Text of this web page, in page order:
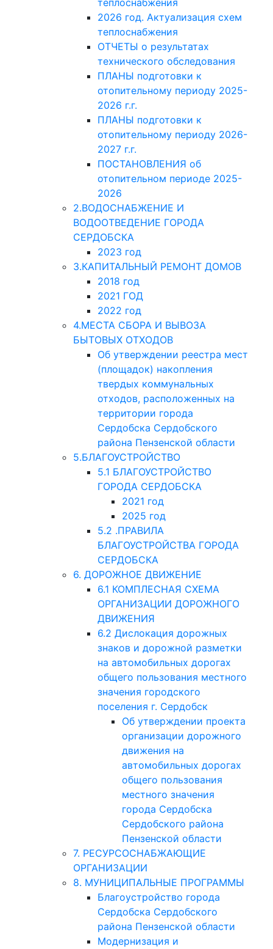
теплоснабжения
2026 год. Актуализация схем
теплоснабжения
ОТЧЕТЫ о результатах
технического обследования
ПЛАНЫ подготовки к
отопительному периоду 2025-
2026 г.г.
ПЛАНЫ подготовки к
отопительному периоду 2026-
2027 г.г.
ПОСТАНОВЛЕНИЯ об
отопительном периоде 2025-
2026
2.ВОДОСНАБЖЕНИЕ И
ВОДООТВЕДЕНИЕ ГОРОДА
СЕРДОБСКА
2023 год
3.КАПИТАЛЬНЫЙ РЕМОНТ ДОМОВ
2018 год
2021 ГОД
2022 год
4.МЕСТА СБОРА И ВЫВОЗА
БЫТОВЫХ ОТХОДОВ
Об утверждении реестра мест
(площадок) накопления
твердых коммунальных
отходов, расположенных на
территории города
Сердобска Сердобского
района Пензенской области
5.БЛАГОУСТРОЙСТВО
5.1 БЛАГОУСТРОЙСТВО
ГОРОДА СЕРДОБСКА
2021 год
2025 год
5.2 .ПРАВИЛА
БЛАГОУСТРОЙСТВА ГОРОДА
СЕРДОБСКА
6. ДОРОЖНОЕ ДВИЖЕНИЕ
6.1 КОМПЛЕСНАЯ СХЕМА
ОРГАНИЗАЦИИ ДОРОЖНОГО
ДВИЖЕНИЯ
6.2 Дислокация дорожных
знаков и дорожной разметки
на автомобильных дорогах
общего пользования местного
значения городского
поселения г. Сердобск
Об утверждении проекта
организации дорожного
движения на
автомобильных дорогах
общего пользования
местного значения
города Сердобска
Сердобского района
Пензенской области
7. РЕСУРСОСНАБЖАЮЩИЕ
ОРГАНИЗАЦИИ
8. МУНИЦИПАЛЬНЫЕ ПРОГРАММЫ
Благоустройство города
Сердобска Сердобского
района Пензенской области
Модернизация и